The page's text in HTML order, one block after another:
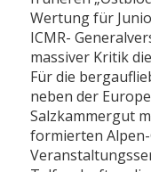
Wertung für
ICMR-
massiver Kritik
Für die
neben der
Salzkammergut
formierten